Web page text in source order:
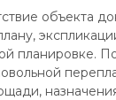
объекта
планировке.